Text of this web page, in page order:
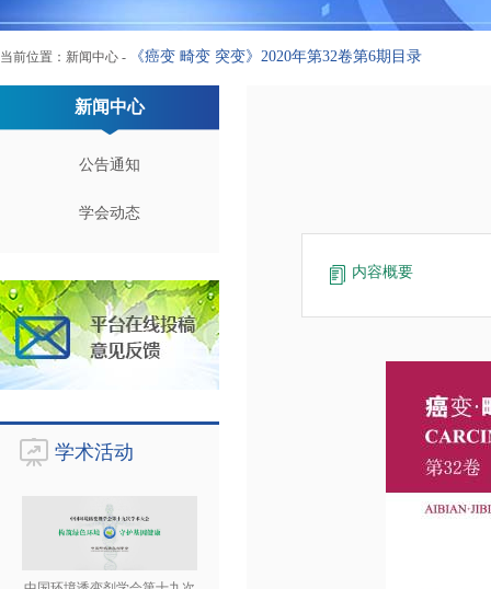
当前位置： 新闻中心 - 《癌变 畸变 突变》2020年第32卷第6期目录
新闻中心
公告通知
学会动态
学术活动
内容概要